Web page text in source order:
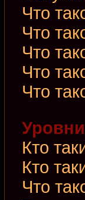
Что
Что
Что
Что
Что
Кто
Кто
Что